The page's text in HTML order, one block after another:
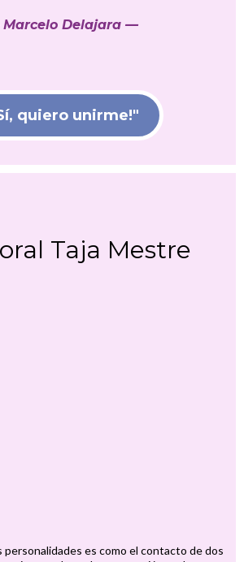
Delajara —
quiero unirme!"
Taja Mestre
personalidades es como el contacto de dos